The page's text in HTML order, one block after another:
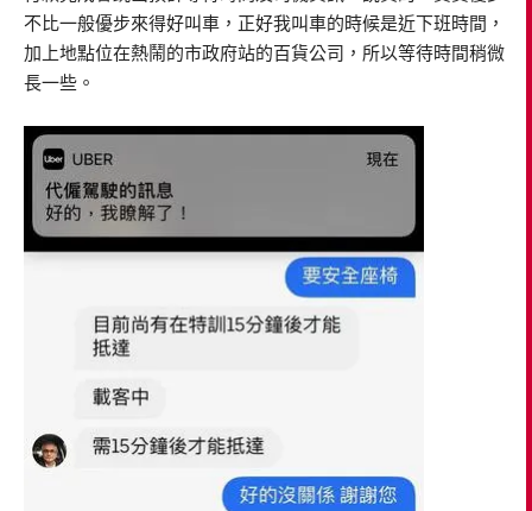
不比一般優步來得好叫車，正好我叫車的時候是近下班時間，
加上地點位在熱鬧的市政府站的百貨公司，所以等待時間稍微
長一些。